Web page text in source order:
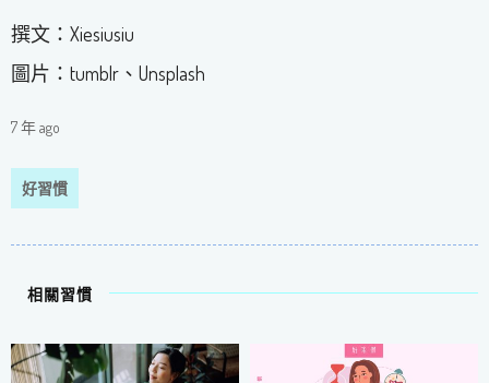
撰文：Xiesiusiu
圖片：tumblr、Unsplash
7 年 ago
好習慣
相關習慣